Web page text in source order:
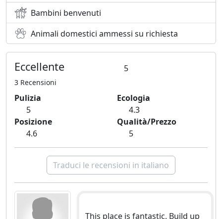
Bambini benvenuti
Animali domestici ammessi su richiesta
Eccellente 5
3 Recensioni
Pulizia
5
Ecologia
4.3
Posizione
4.6
Qualità/Prezzo
5
Traduci le recensioni in italiano
This place is fantastic. Build up